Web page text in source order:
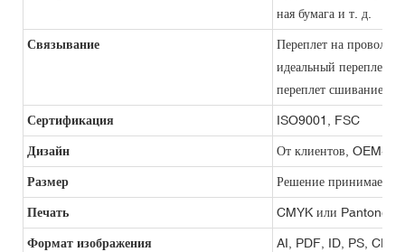
ная бумага и т. д.
Связывание
Переплет на
идеальный переплет,
переплет сшиванием,
Сертификация ISO9001, FSC
Дизайн От клиентов, OEM-
Размер Решение принимается
Печать CMYK или Pantone
Формат изображения AI, PDF, ID, PS, CDR